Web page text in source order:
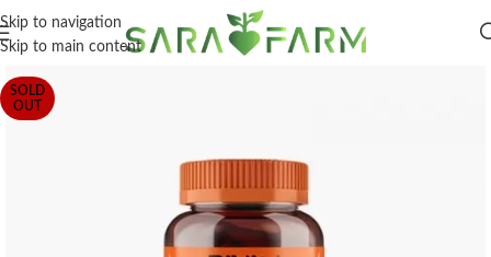
Skip to navigation
Skip to main content
SOLD
OUT